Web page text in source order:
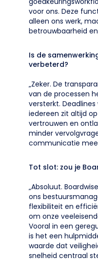
voor ons. Deze
alleen ons werk,
betrouwbaarheid en
Is de
verbeterd?
„Zeker. De
van de processen
versterkt.
iedereen zit altijd
vertrouwen en
minder
communicatie
Tot slot: zou je
„Absoluut.
ons
flexibiliteit en
om onze
Vooral in een
is het een
waarde dat
snelheid centraal